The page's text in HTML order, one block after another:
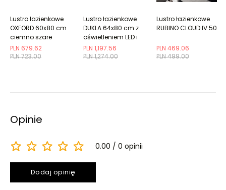
PLN 723.00
PLN 679.62
Lustro łazienkowe
OXFORD 60x80 cm
ciemno szare
półmat w
drewnianej ramie
PLN 1,274.00
PLN 1,197.56
Lustro łazienkowe
DUKLA 64x80 cm z
oświetleniem LED i
matą grzewczą
PLN 499.00
PLN 469.06
Lustro łazienkowe
RUBINO CLOUD IV 50
Opinie
0.00 0 opinii
Dodaj opinię